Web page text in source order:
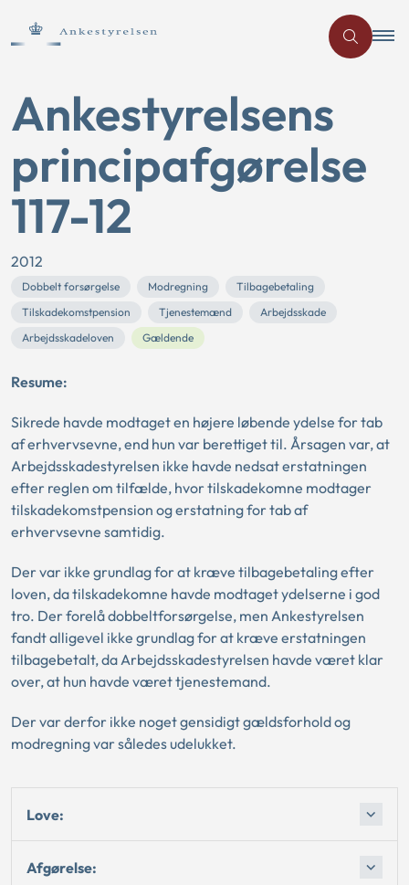
Ankestyrelsens
principafgørelse
117-12
2012
Dobbelt forsørgelse Modregning
Tilbagebetaling
Tilskadekomstpension
Tjenestemænd
Arbejdsskade
Arbejdsskadeloven
Gældende
Resume:
Sikrede havde modtaget en højere løbende ydelse for tab
af erhvervsevne, end hun var berettiget til. Årsagen var, at
Arbejdsskadestyrelsen ikke havde nedsat erstatningen
efter reglen om tilfælde, hvor tilskadekomne modtager
tilskadekomstpension og erstatning for tab af
erhvervsevne samtidig.
Der var ikke grundlag for at kræve tilbagebetaling efter
loven, da tilskadekomne havde modtaget ydelserne i god
tro. Der forelå dobbeltforsørgelse, men Ankestyrelsen
fandt alligevel ikke grundlag for at kræve erstatningen
tilbagebetalt, da Arbejdsskadestyrelsen havde været klar
over, at hun havde været tjenestemand.
Der var derfor ikke noget gensidigt gældsforhold og
modregning var således udelukket.
Love:
Afgørelse: